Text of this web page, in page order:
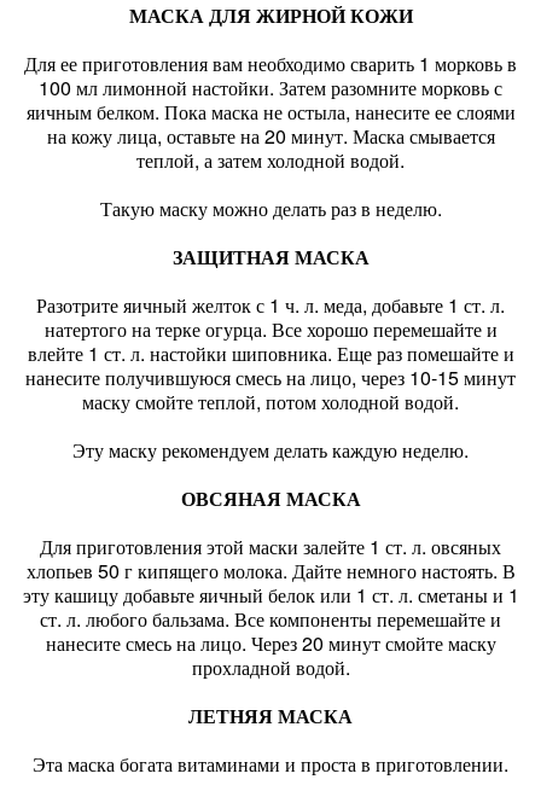
МАСКА ДЛЯ ЖИРНОЙ КОЖИ
Для ее приготовления вам необходимо сварить 1 морковь в
100 мл лимонной настойки. Затем разомните морковь с
яичным белком. Пока маска не остыла, нанесите ее слоями
на кожу лица, оставьте на 20 минут. Маска смывается
теплой, а затем холодной водой.
Такую маску можно делать раз в неделю.
ЗАЩИТНАЯ МАСКА
Разотрите яичный желток с 1 ч. л. меда, добавьте 1 ст. л.
натертого на терке огурца. Все хорошо перемешайте и
влейте 1 ст. л. настойки шиповника. Еще раз помешайте и
нанесите получившуюся смесь на лицо, через 10-15 минут
маску смойте теплой, потом холодной водой.
Эту маску рекомендуем делать каждую неделю.
ОВСЯНАЯ МАСКА
Для приготовления этой маски залейте 1 ст. л. овсяных
хлопьев 50 г кипящего молока. Дайте немного настоять. В
эту кашицу добавьте яичный белок или 1 ст. л. сметаны и 1
ст. л. любого бальзама. Все компоненты перемешайте и
нанесите смесь на лицо. Через 20 минут смойте маску
прохладной водой.
ЛЕТНЯЯ МАСКА
Эта маска богата витаминами и проста в приготовлении.